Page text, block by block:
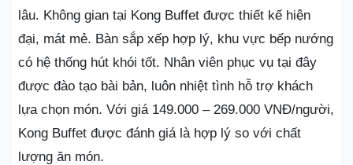
lâu. Không gian tại Kong Buffet được thiết kế hiện
đại, mát mẻ. Bàn sắp xếp hợp lý, khu vực bếp nướng
có hệ thống hút khói tốt. Nhân viên phục vụ tại đây
được đào tạo bài bản, luôn nhiệt tình hỗ trợ khách
lựa chọn món. Với giá 149.000 – 269.000 VNĐ/người,
Kong Buffet được đánh giá là hợp lý so với chất
lượng ăn món.